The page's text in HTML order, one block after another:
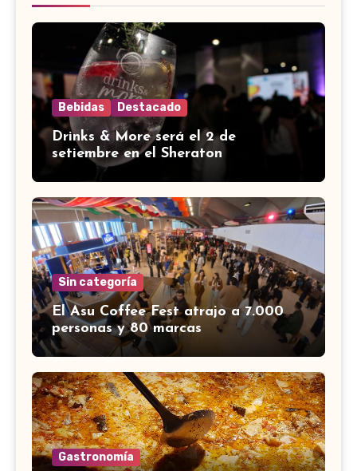
Bebidas Destacado
Drinks & More será el 2 de
setiembre en el Sheraton
Sin categoría
El Asu Coffee Fest atrajo a 7.000
personas y 80 marcas
Gastronomía